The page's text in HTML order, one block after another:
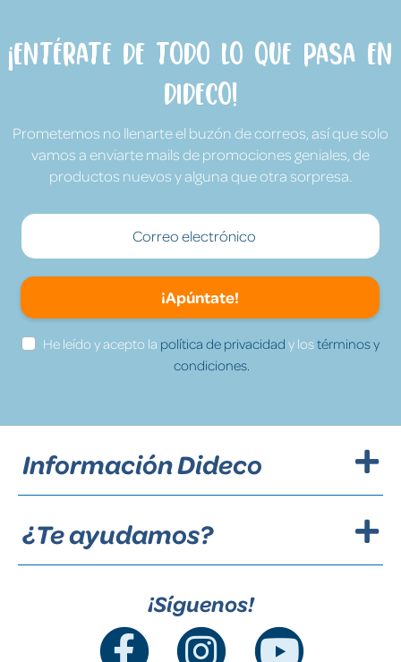
¡Entérate de todo lo que pasa en
Dideco!
Prometemos no llenarte el buzón de correos, así que solo
vamos a enviarte mails de promociones geniales, de
productos nuevos y alguna que otra sorpresa.
¡Apúntate!
He leído y acepto la política de privacidad y lostérminos y
condiciones.
Información Dideco
¿Te ayudamos?
¡Síguenos!